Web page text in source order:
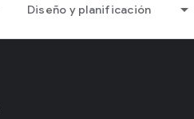
Diseño y planificación